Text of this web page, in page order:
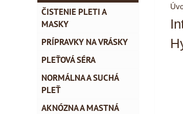
ČISTENIE PLETI A
MASKY
PRÍPRAVKY NA VRÁSKY
PLEŤOVÁ SÉRA
NORMÁLNA A SUCHÁ
PLEŤ
AKNÓZNA A MASTNÁ